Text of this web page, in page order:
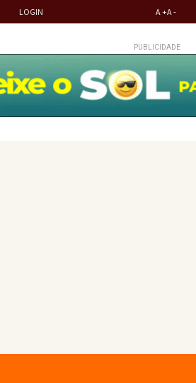
LOGIN A +A -
PUBLICIDADE